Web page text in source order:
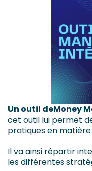
Un outil deMoney
cet outil lui permet
pratiques en
Il va ainsi répartir
les différentes